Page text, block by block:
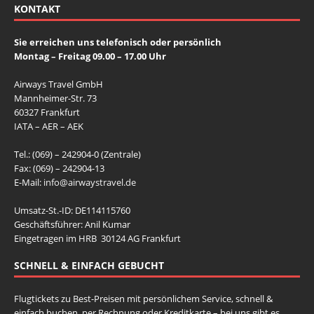
KONTAKT
Sie erreichen uns telefonisch oder persönlich
Montag – Freitag 09.00 – 17.00 Uhr
Airways Travel GmbH
Mannheimer-Str. 73
60327 Frankfurt
IATA – AER – AEK
Tel.: (069) – 242904-0 (Zentrale)
Fax: (069) – 242904-13
E-Mail: info@airwaystravel.de
Umsatz-St.-ID: DE114115760
Geschäftsführer: Anil Kumar
Eingetragen im HRB 30124 AG Frankfurt
SCHNELL & EINFACH GEBUCHT
Flugtickets zu Best-Preisen mit persönlichem Service, schnell &